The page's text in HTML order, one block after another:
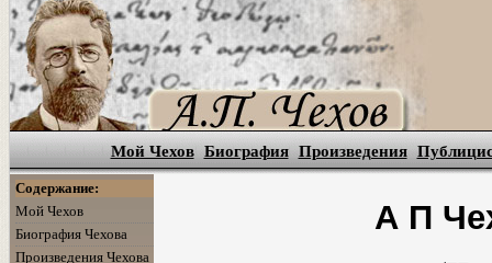
Мой Чехов Биография Произведения
Содержание:
Мой Чехов
Биография Чехова
Произведения Чехова
А П